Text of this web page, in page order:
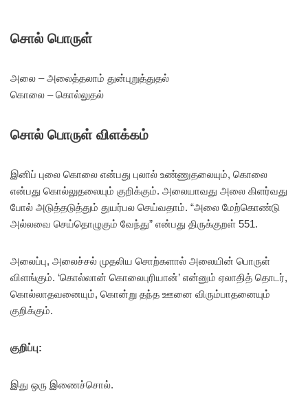
சொல் பொருள்
அலை – அலைத்தலாம் துன்புறுத்துதல்
கொலை – கொல்லுதல்
சொல் பொருள் விளக்கம்
இனிப் புலை கொலை என்பது புலால் உண்ணுதலையும், கொலை
என்பது கொல்லுதலையும் குறிக்கும். அலையாவது அலை கிளர்வது
போல் அடுத்தடுத்தும் துயர்பல செய்வதாம். “அலை மேற்கொண்டு
அல்லவை செய்தொழுகும் வேந்து” என்பது திருக்குறள் 551.
அலைப்பு, அலைச்சல் முதலிய சொற்களால் அலையின் பொருள்
விளங்கும். ‘கொல்லான் கொலைபுரியான்’ என்னும் ஏலாதித் தொடர்,
கொல்லாதவனையும், கொன்று தந்த ஊனை விரும்பாதனையும்
குறிக்கும்.
குறிப்பு:
இது ஒரு இணைச்சொல்.